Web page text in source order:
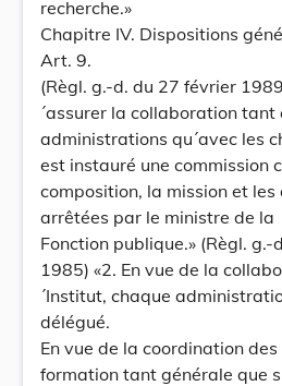
recherche.»
Chapitre IV. Dispositions
Art. 9.
(Règl. g.-d. du 27 février
´assurer la collaboration
administrations qu´avec les
est instauré une commission
composition, la mission et
arrêtées par le ministre de la
Fonction publique.» (Règl.
1985) «2. En vue de la
´Institut, chaque
délégué.
En vue de la coordination
formation tant générale que